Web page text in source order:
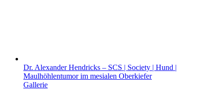
Dr. Alexander Hendricks – SCS | Society | Hund |
Maulhöhlentumor im mesialen Oberkiefer
Gallerie